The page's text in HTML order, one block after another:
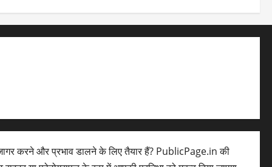
करने और प्रभाव डालने के लिए तैयार हैं? PublicPage.in की